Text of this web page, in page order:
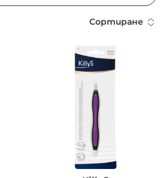
Сортиране